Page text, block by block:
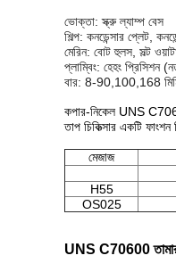
ভোক্তা: স্ক্রু ল্যাম্প বেস
শিল্প: কনডেন্সার প্লেট,
মেরিন: বোট হুলস, সল্ট
প্লাম্বিং: হেহং প্রিসিশন
বার: 8-90,100,168
কপার-নিকেল UNS
তাপ চিকিত্সার একটি
মেজাজ
H55
OS025
UNS C70600 তামার